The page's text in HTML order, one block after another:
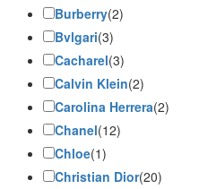
Burberry(2)
Bvlgari(3)
Cacharel(3)
Calvin Klein(2)
Carolina Herrera(2)
Chanel(12)
Chloe(1)
Christian Dior(20)